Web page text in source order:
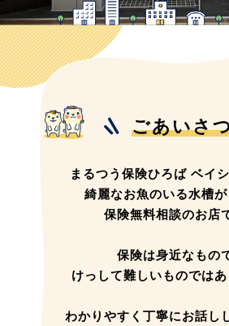
ごあいさ
まるつう保険ひろば ベイ
綺麗なお魚のいる水槽が
保険無料相談のお店
保険は身近なもの
けっして難しいものではあ
わかりやすく丁寧にお話し